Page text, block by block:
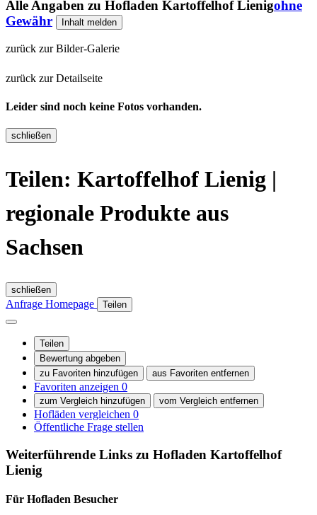
Alle Angaben zu Hofladen Kartoffelhof Lienigohne
Gewähr
Inhalt melden
zurück zur Bilder-Galerie
zurück zur Detailseite
Leider sind noch keine Fotos vorhanden.
schließen
Teilen: Kartoffelhof Lienig |
regionale Produkte aus
Sachsen
schließen
Anfrage Homepage Teilen
Teilen
Bewertung abgeben
zu Favoriten hinzufügen
aus Favoriten entfernen
Favoriten anzeigen 0
zum Vergleich hinzufügen vom Vergleich entfernen
Hofläden vergleichen 0
Öffentliche Frage stellen
Weiterführende Links zu Hofladen Kartoffelhof
Lienig
Für Hofladen Besucher